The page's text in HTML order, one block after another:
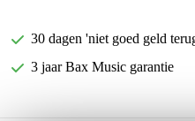
30 dagen 'niet goed geld
3 jaar Bax Music garantie